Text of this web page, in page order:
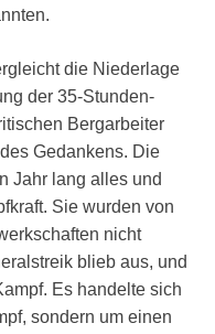
die Niederlage
der 35-Stunden-
Bergarbeiter
Gedankens. Die
Jahr lang alles und
Sie wurden von
nicht
blieb aus, und
Es handelte sich
sondern um einen